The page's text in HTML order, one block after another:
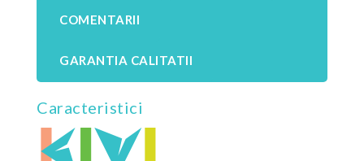
COMENTARII
GARANTIA CALITATII
Caracteristici